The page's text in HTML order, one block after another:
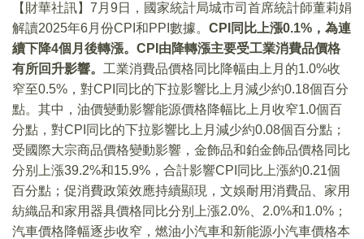
【財華社訊】7月9日，國家統計局城市司首席統計師董莉娟
解讀2025年6月份CPI和PPI數據。 CPI同比上漲0.1%，為連
續下降4個月後轉漲。CPI由降轉漲主要受工業消費品價格
有所回升影響。 工業消費品價格同比降幅由上月的1.0%收
窄至0.5%，對CPI同比的下拉影響比上月減少約0.18個百分
點。其中，油價變動影響能源價格降幅比上月收窄1.0個百
分點，對CPI同比的下拉影響比上月減少約0.08個百分點；
受國際大宗商品價格變動影響，金飾品和鉑金飾品價格同比
分别上漲39.2%和15.9%，合計影響CPI同比上漲約0.21個
百分點；促消費政策效應持續顯現，文娛耐用消費品、家用
紡織品和家用器具價格同比分别上漲2.0%、2.0%和1.0%；
汽車價格降幅逐步收窄，燃油小汽車和新能源小汽車價格本